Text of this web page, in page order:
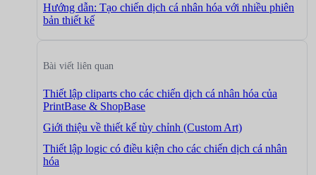
Hướng dẫn: Tạo chiến dịch cá nhân hóa với nhiều phiên
bản thiết kế
Bài viết liên quan
Thiết lập cliparts cho các chiến dịch cá nhân hóa của
PrintBase & ShopBase
Giới thiệu về thiết kế tùy chỉnh (Custom Art)
Thiết lập logic có điều kiện cho các chiến dịch cá nhân
hóa